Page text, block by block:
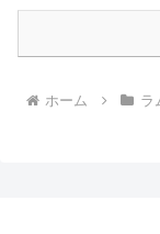
ホーム ラ